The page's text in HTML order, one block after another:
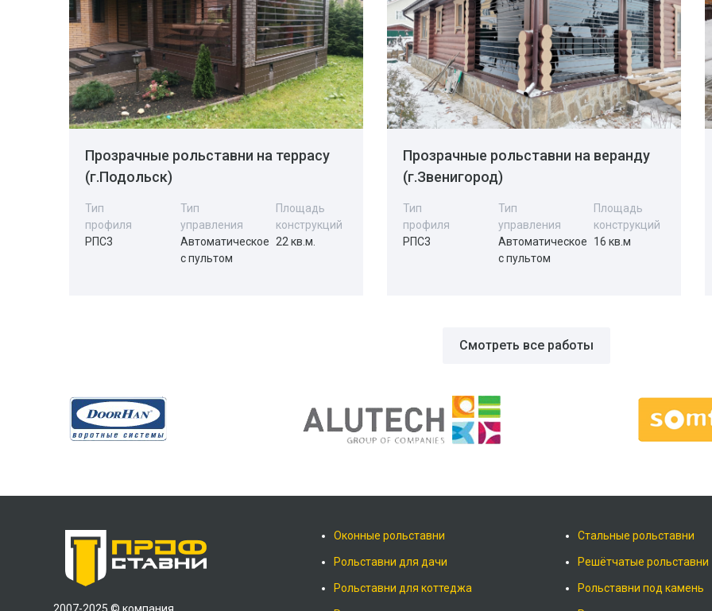
Прозрачные рольставни на террасу
(г.Подольск)
Тип
профиля
Тип
управления
Площадь
конструкций
РПС3
Автоматическое
с пультом
22 кв.м.
Прозрачные рольставни на веранду
(г.Звенигород)
Тип
профиля
Тип
управления
Площадь
конструкций
РПС3
Автоматическое
с пультом
16 кв.м
Смотреть все работы
Оконные рольставни
Рольставни для дачи
Рольставни для коттеджа
Стальные рольставни
Решётчатые рольставни
Рольставни под камень